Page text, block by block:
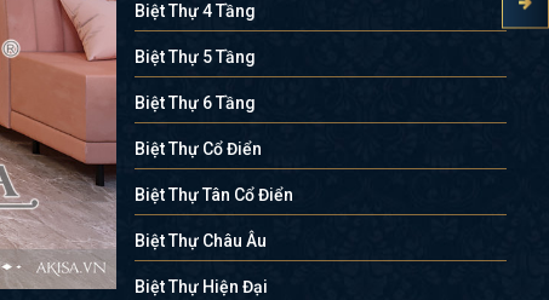
Biệt Thự 4 Tầng
Biệt Thự 5 Tầng
Biệt Thự 6 Tầng
Biệt Thự Cổ Điển
Biệt Thự Tân Cổ Điển
Biệt Thự Châu Âu
Biệt Thự Hiện Đại